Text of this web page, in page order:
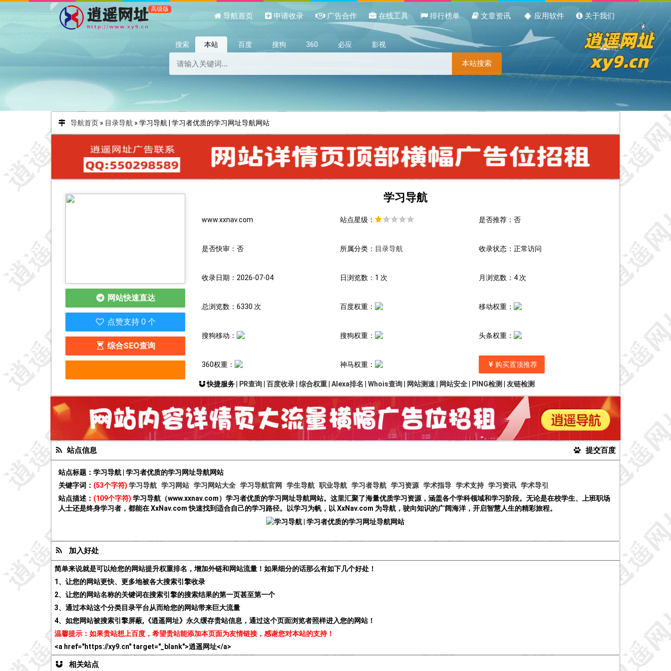
导航首页 申请收录 广告合作 在线工具 排行榜单 文章资讯 应用软件 关于我们
搜索 本站 百度 搜狗 360 必应 影视
本站搜索
导航首页» 目录导航 » 学习导航 | 学习者优质的学习网址导航网站
学习导航
www.xxnav.com 站点星级： 是否推荐：否
是否快审：否 所属分类： 目录导航 收录状态：正常访问
收录日期：2026-07-04 日浏览数：1 次 月浏览数：4 次
总浏览数：6330 次 百度权重： 移动权重：
搜狗移动： 搜狗权重： 头条权重：
360权重： 神马权重： 购买置顶推荐
快捷服务 | PR查询| 百度收录| 综合权重| Alexa排名 Whois查询| 网站测速| 网站安全| PING检测 友链检测
网站快速直达
点赞支持 0 个
综合SEO查询
站点信息 提交百度
站点标题： 学习导航 | 学习者优质的学习网址导航网站
关键字词： (53个字符) 学习导航 学习网站 学习网站大全 学习导航官网 学生导航 职业导航 学习者导航 学习资源 学术指导 学术支持 学习资讯 学术导引
站点描述： (109个字符) 学习导航（www.xxnav.com）学习者优质的学习网址导航网站。这里汇聚了海量优质学习资源，涵盖各个学科领域和学习阶段。无论是在校学生、上班职场
人士还是终身学习者，都能在 XxNav.com 快速找到适合自己的学习路径。以学习为帆，以 XxNav.com 为导航，驶向知识的广阔海洋，开启智慧人生的精彩旅程。
加入好处
简单来说就是可以给您的网站提升权重排名，增加外链和网站流量！如果细分的话那么有如下几个好处！
1、让您的网站更快、更多地被各大搜索引擎收录
2、让您的网站名称的关键词在搜索引擎的搜索结果的第一页甚至第一个
3、通过本站这个分类目录平台从而给您的网站带来巨大流量
4、如您网站被搜索引擎屏蔽,《逍遥网址》永久缓存贵站信息，通过这个页面浏览者照样进入您的网站！
温馨提示：如果贵站想上百度，希望贵站能添加本页面为友情链接，感谢您对本站的支持！
<a href="https://xy9.cn" target="_blank">逍遥网址</a>
相关站点